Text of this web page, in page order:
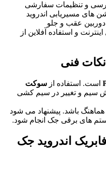
و تنظیمات سفارشی
های مسیریابی اندروید
عقب و جلو
و استفاده آفلاین از
فنی
است. استفاده از سوکت
سیم و تغییر در سیم کشی
هماهنگ باشد. پیشنهاد می شود
های برقی جک انجام شود.
فابریک اندروید جک